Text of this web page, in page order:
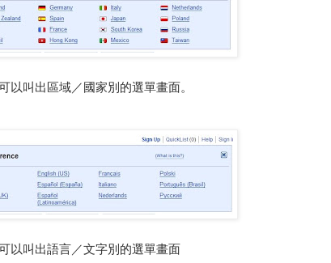
以叫出區域／國家別的選單畫面。
以叫出語言／文字別的選單畫面